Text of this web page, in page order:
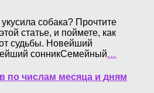
собака? Прочтите
статье, и поймете, как
судьбы. Новейший
сонникСемейный…
по числам месяца и дням